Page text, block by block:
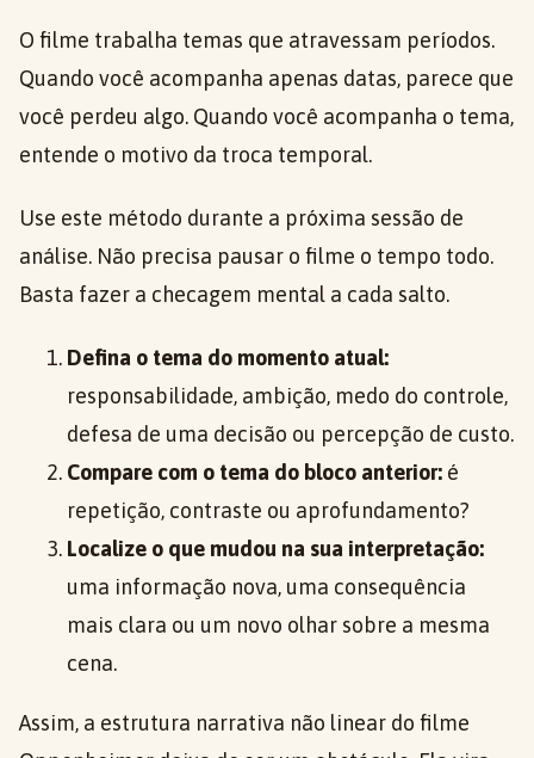
O filme trabalha temas que atravessam períodos.
Quando você acompanha apenas datas, parece que
você perdeu algo. Quando você acompanha o tema,
entende o motivo da troca temporal.
Use este método durante a próxima sessão de
análise. Não precisa pausar o filme o tempo todo.
Basta fazer a checagem mental a cada salto.
Defina o tema do momento atual:
responsabilidade, ambição, medo do controle,
defesa de uma decisão ou percepção de custo.
Compare com o tema do bloco anterior: é
repetição, contraste ou aprofundamento?
Localize o que mudou na sua interpretação:
uma informação nova, uma consequência
mais clara ou um novo olhar sobre a mesma
cena.
Assim, a estrutura narrativa não linear do filme